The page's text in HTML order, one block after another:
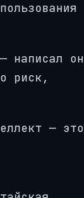
написал он
риск,
— это